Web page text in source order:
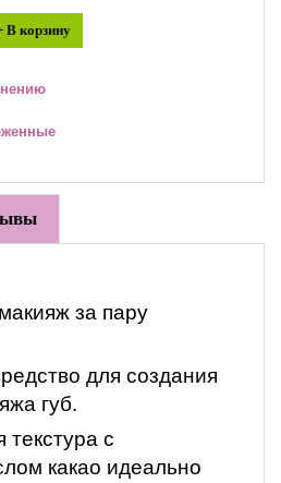
В корзину
за пару
для создания
губ.
с
какао идеально